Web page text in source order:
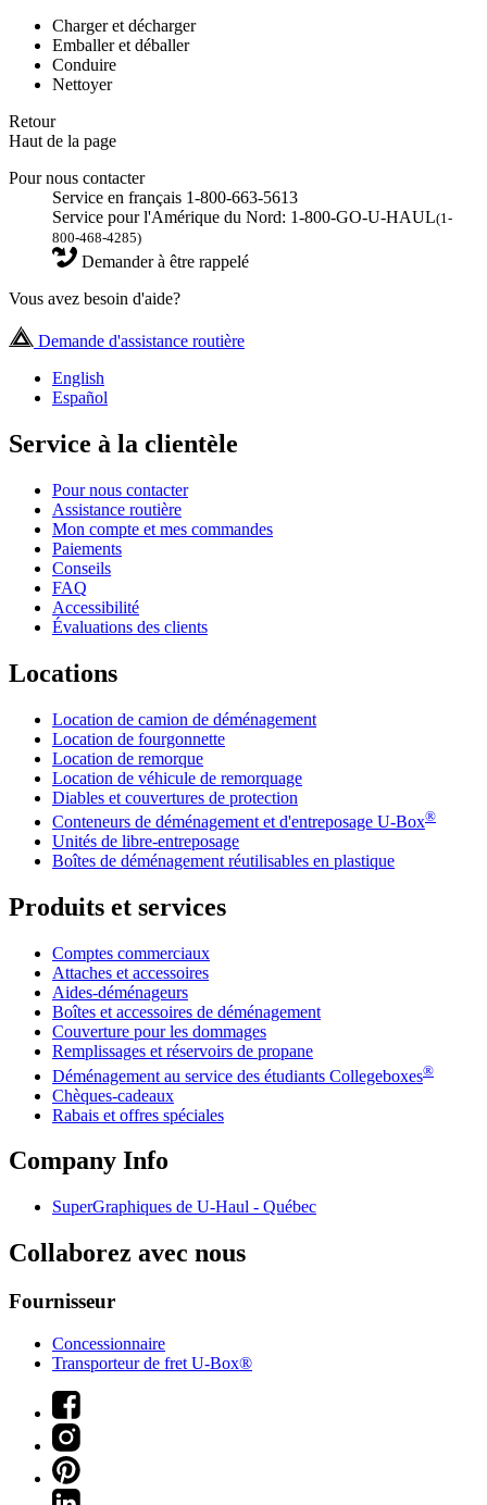
Charger et décharger
Emballer et déballer
Conduire
Nettoyer
Retour
Haut de la page
Pour nous contacter
Service en français 1-800-663-5613
Service pour l'Amérique du Nord: 1-800-GO-U-HAUL(1-
800-468-4285)
Demander à être rappelé
Vous avez besoin d'aide?
Demande d'assistance routière
English
Español
Service à la clientèle
Pour nous contacter
Assistance routière
Mon compte et mes commandes
Paiements
Conseils
FAQ
Accessibilité
Évaluations des clients
Locations
Location de camion de déménagement
Location de fourgonnette
Location de remorque
Location de véhicule de remorquage
Diables et couvertures de protection
Conteneurs de déménagement et d'entreposage U-Box®
Unités de libre-entreposage
Boîtes de déménagement réutilisables en plastique
Produits et services
Comptes commerciaux
Attaches et accessoires
Aides-déménageurs
Boîtes et accessoires de déménagement
Couverture pour les dommages
Remplissages et réservoirs de propane
Déménagement au service des étudiants Collegeboxes®
Chèques-cadeaux
Rabais et offres spéciales
Company Info
SuperGraphiques de U-Haul - Québec
Collaborez avec nous
Fournisseur
Concessionnaire
Transporteur de fret U-Box®